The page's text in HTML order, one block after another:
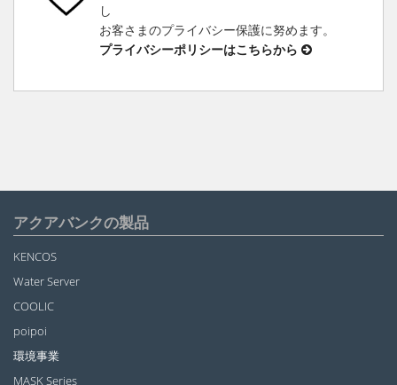
し
お客さまのプライバシー保護に努めます。
プライバシーポリシーはこちらから
アクアバンクの製品
KENCOS
Water Server
COOLIC
poipoi
環境事業
MASK Series